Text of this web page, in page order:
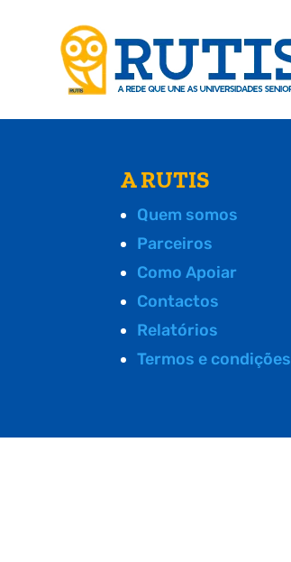
A RUTIS
Quem somos
Parceiros
Como Apoiar
Contactos
Relatórios
Termos e condições